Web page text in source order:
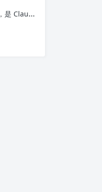
“不是 Cursor 不够强，是 Claude Code 太猛了” ！创始人详解Claude Code如何改写编程方式 – 今日头条